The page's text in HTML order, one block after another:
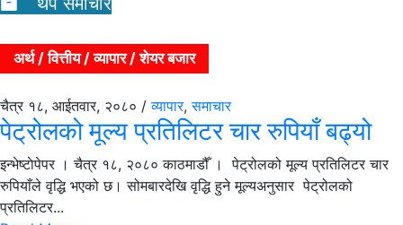
अर्थ / वित्तीय / व्यापार / शेयर बजार
चैत्र १८, आईतवार, २०८० /व्यापार,समाचार
पेट्रोलको मूल्य प्रतिलिटर चार रुपियाँ बढ्यो
इन्भेष्टाेपेपर । चैत्र १८, २०८० काठमाडौँ । पेट्रोलको मूल्य प्रतिलिटर चार
रुपियाँले वृद्धि भएको छ। सोमबारदेखि वृद्धि हुने मूल्यअनुसार पेट्रोलको
प्रतिलिटर...